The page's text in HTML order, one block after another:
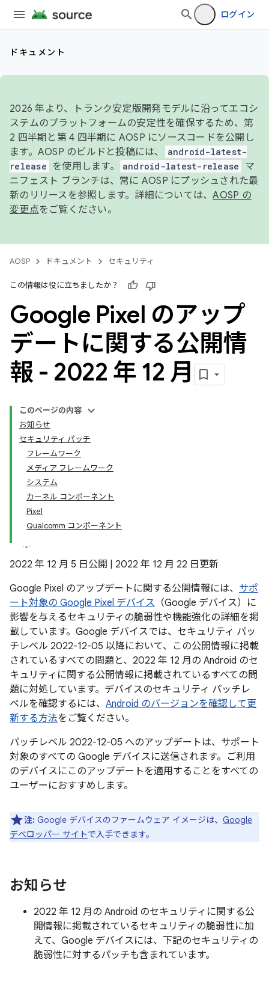
ログイン
ドキュメント
2026 年より、トランク安定版開発モデルに沿ってエコシ
ステムのプラットフォームの安定性を確保するため、第
2 四半期と第 4 四半期に AOSP にソースコードを公開し
ます。AOSP のビルドと投稿には、
android-latest-
release
を使用します。 android-latest-release
マ
ニフェスト ブランチは、常に AOSP にプッシュされた最
新のリリースを参照します。詳細については、AOSP の
変更点をご覧ください。
AOSP ドキュメント セキュリティ
この情報は役に立ちましたか？
Google Pixel のアップ
デートに関する公開情
報 - 2022 年 12 月
このページの内容
お知らせ
セキュリティ パッチ
フレームワーク
メディア フレームワーク
システム
カーネル コンポーネント
Pixel
Qualcomm コンポーネント
2022 年 12 月 5 日公開 | 2022 年 12 月 22 日更新
Google Pixel のアップデートに関する公開情報には、 サポ
ート対象の Google Pixel デバイス （Google デバイス）に
影響を与えるセキュリティの脆弱性や機能強化の詳細を掲
載しています。Google デバイスでは、セキュリティ パッ
チレベル 2022-12-05 以降において、この公開情報に掲載
されているすべての問題と、2022 年 12 月の Android のセ
キュリティに関する公開情報に掲載されているすべての問
題に対処しています。デバイスのセキュリティ パッチレ
ベルを確認するには、 Android のバージョンを確認して更
新する方法をご覧ください。
パッチレベル 2022-12-05 へのアップデートは、サポート
対象のすべての Google デバイスに送信されます。ご利用
のデバイスにこのアップデートを適用することをすべての
ユーザーにおすすめします。
注: Google デバイスのファームウェア イメージは、 Google
デベロッパー サイトで入手できます。
お知らせ
2022 年 12 月の Android のセキュリティに関する公
開情報に掲載されているセキュリティの脆弱性に加
えて、Google デバイスには、下記のセキュリティの
脆弱性に対するパッチも含まれています。